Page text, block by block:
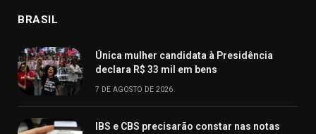
BRASIL
Única mulher candidata à Presidência
declara R$ 33 mil em bens
7 DE AGOSTO DE 2026
IBS e CBS precisarão constar nas notas